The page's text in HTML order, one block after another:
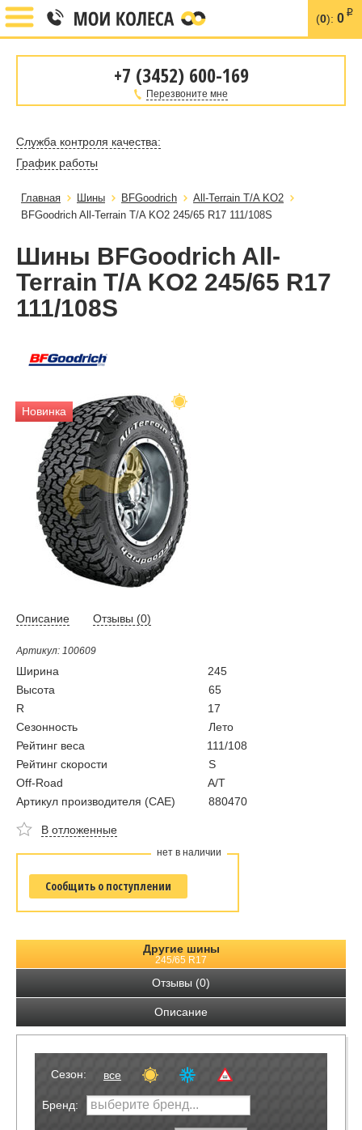
(0): 0 i
+7 (3452) 600-169
Перезвоните мне
Служба контроля качества:
График работы
Главная Шины BFGoodrich
All-Terrain T/A KO2
BFGoodrich All-Terrain T/A KO2 245/65 R17 111/108S
Шины BFGoodrich All-
Terrain T/A KO2 245/65 R17
111/108S
Новинка
Описание Отзывы (0)
Артикул: 100609
Ширина
245
Высота
65
R
17
Сезонность
Лето
Рейтинг веса
111/108
Рейтинг скорости
S
Off-Road
A/T
Артикул производителя (CAE)
880470
В отложенные
нет в наличии
Сообщить о поступлении
Другие шины
245/65 R17
Отзывы (0)
Описание
Сезон: все
Бренд: